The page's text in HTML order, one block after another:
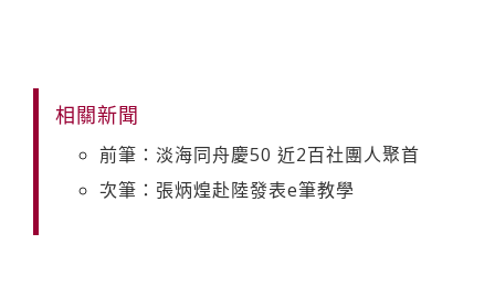
相關新聞
前筆：淡海同舟慶50 近2百社團人聚首
次筆：張炳煌赴陸發表e筆教學